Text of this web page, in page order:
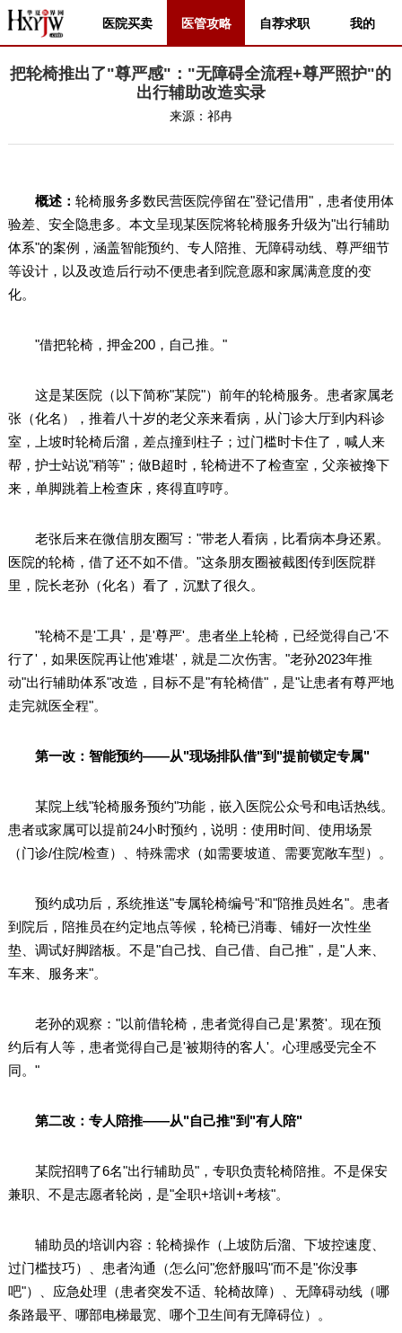
医院买卖 医管攻略 自荐求职 我的
把轮椅推出了"尊严感"："无障碍全流程+尊严照护"的
出行辅助改造实录
来源： 祁冉
概述： 轮椅服务多数民营医院停留在"登记借用"，患者使用体
验差、安全隐患多。本文呈现某医院将轮椅服务升级为"出行辅助
体系"的案例，涵盖智能预约、专人陪推、无障碍动线、尊严细节
等设计，以及改造后行动不便患者到院意愿和家属满意度的变
化。
"借把轮椅，押金200，自己推。"
这是某医院（以下简称"某院"）前年的轮椅服务。患者家属老
张（化名），推着八十岁的老父亲来看病，从门诊大厅到内科诊
室，上坡时轮椅后溜，差点撞到柱子；过门槛时卡住了，喊人来
帮，护士站说"稍等"；做B超时，轮椅进不了检查室，父亲被搀下
来，单脚跳着上检查床，疼得直哼哼。
老张后来在微信朋友圈写："带老人看病，比看病本身还累。
医院的轮椅，借了还不如不借。"这条朋友圈被截图传到医院群
里，院长老孙（化名）看了，沉默了很久。
"轮椅不是'工具'，是'尊严'。患者坐上轮椅，已经觉得自己'不
行了'，如果医院再让他'难堪'，就是二次伤害。"老孙2023年推
动"出行辅助体系"改造，目标不是"有轮椅借"，是"让患者有尊严地
走完就医全程"。
第一改：智能预约——从"现场排队借"到"提前锁定专属"
某院上线"轮椅服务预约"功能，嵌入医院公众号和电话热线。
患者或家属可以提前24小时预约，说明：使用时间、使用场景
（门诊/住院/检查）、特殊需求（如需要坡道、需要宽敞车型）。
预约成功后，系统推送"专属轮椅编号"和"陪推员姓名"。患者
到院后，陪推员在约定地点等候，轮椅已消毒、铺好一次性坐
垫、调试好脚踏板。不是"自己找、自己借、自己推"，是"人来、
车来、服务来"。
老孙的观察："以前借轮椅，患者觉得自己是'累赘'。现在预
约后有人等，患者觉得自己是'被期待的客人'。心理感受完全不
同。"
第二改：专人陪推——从"自己推"到"有人陪"
某院招聘了6名"出行辅助员"，专职负责轮椅陪推。不是保安
兼职、不是志愿者轮岗，是"全职+培训+考核"。
辅助员的培训内容：轮椅操作（上坡防后溜、下坡控速度、
过门槛技巧）、患者沟通（怎么问"您舒服吗"而不是"你没事
吧"）、应急处理（患者突发不适、轮椅故障）、无障碍动线（哪
条路最平、哪部电梯最宽、哪个卫生间有无障碍位）。